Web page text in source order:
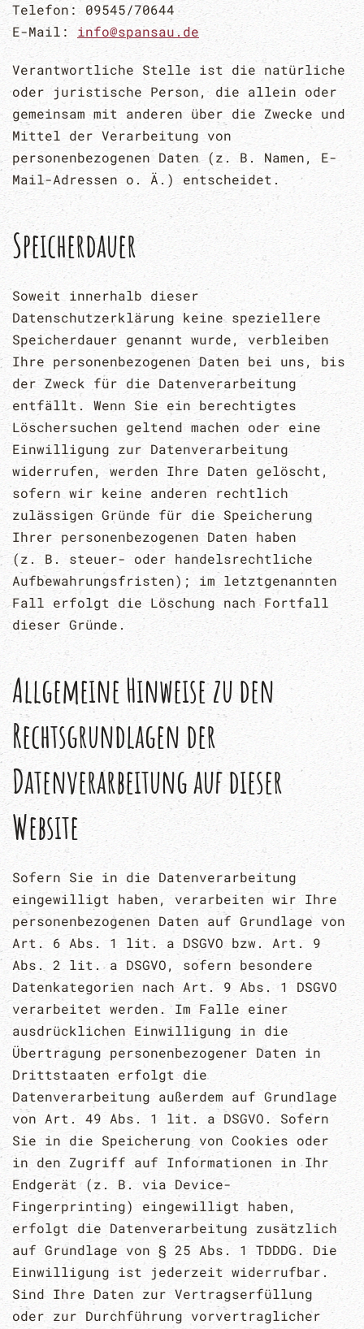
Telefon: 09545/70644
E-Mail: info@spansau.de
Verantwortliche Stelle ist die natürliche
oder juristische Person, die allein oder
gemeinsam mit anderen über die Zwecke und
Mittel der Verarbeitung von
personenbezogenen Daten (z. B. Namen, E-
Mail-Adressen o. Ä.) entscheidet.
Speicherdauer
Soweit innerhalb dieser
Datenschutzerklärung keine speziellere
Speicherdauer genannt wurde, verbleiben
Ihre personenbezogenen Daten bei uns, bis
der Zweck für die Datenverarbeitung
entfällt. Wenn Sie ein berechtigtes
Löschersuchen geltend machen oder eine
Einwilligung zur Datenverarbeitung
widerrufen, werden Ihre Daten gelöscht,
sofern wir keine anderen rechtlich
zulässigen Gründe für die Speicherung
Ihrer personenbezogenen Daten haben
(z. B. steuer- oder handelsrechtliche
Aufbewahrungsfristen); im letztgenannten
Fall erfolgt die Löschung nach Fortfall
dieser Gründe.
Allgemeine Hinweise zu den
Rechtsgrundlagen der
Datenverarbeitung auf dieser
Website
Sofern Sie in die Datenverarbeitung
eingewilligt haben, verarbeiten wir Ihre
personenbezogenen Daten auf Grundlage von
Art. 6 Abs. 1 lit. a DSGVO bzw. Art. 9
Abs. 2 lit. a DSGVO, sofern besondere
Datenkategorien nach Art. 9 Abs. 1 DSGVO
verarbeitet werden. Im Falle einer
ausdrücklichen Einwilligung in die
Übertragung personenbezogener Daten in
Drittstaaten erfolgt die
Datenverarbeitung außerdem auf Grundlage
von Art. 49 Abs. 1 lit. a DSGVO. Sofern
Sie in die Speicherung von Cookies oder
in den Zugriff auf Informationen in Ihr
Endgerät (z. B. via Device-
Fingerprinting) eingewilligt haben,
erfolgt die Datenverarbeitung zusätzlich
auf Grundlage von § 25 Abs. 1 TDDDG. Die
Einwilligung ist jederzeit widerrufbar.
Sind Ihre Daten zur Vertragserfüllung
oder zur Durchführung vorvertraglicher